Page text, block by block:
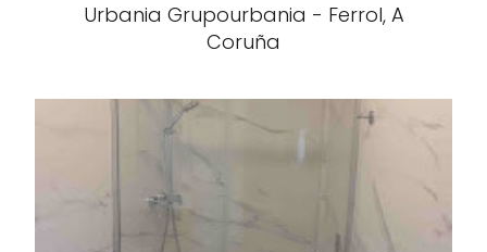
Urbania Grupourbania - Ferrol, A
Coruña